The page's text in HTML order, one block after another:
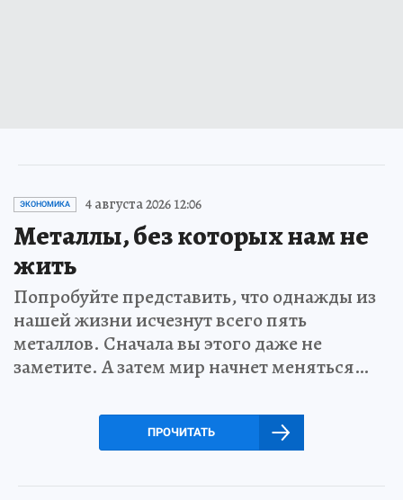
ЭКОНОМИКА 4 августа 2026 12:06
Металлы, без которых нам не
жить
Попробуйте представить, что однажды из
нашей жизни исчезнут всего пять
металлов. Сначала вы этого даже не
заметите. А затем мир начнет меняться…
ПРОЧИТАТЬ